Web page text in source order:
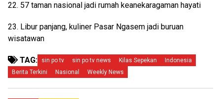
22. 57 taman nasional jadi rumah keanekaragaman hayati
23. Libur panjang, kuliner Pasar Ngasem jadi buruan
wisatawan
TAG: sin po tv sin po tv news Kilas Sepekan
Indonesia
Berita Terkini
Nasional Weekly News